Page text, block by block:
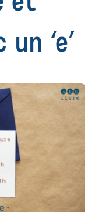
‘e’